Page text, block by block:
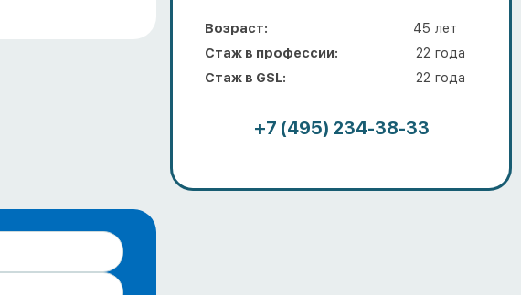
Возраст: 45 лет
Стаж в профессии:
22 года
Стаж в GSL:
22 года
+7 (495) 234-38-33